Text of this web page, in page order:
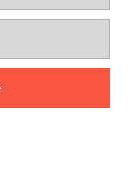
NOVATEK
i reklamacje
(woj. lubelskie)|